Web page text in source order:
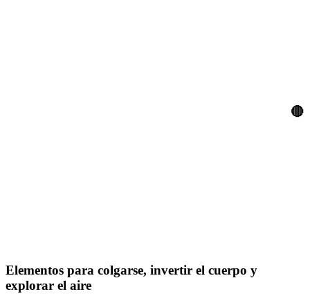
🔴
Elementos para colgarse, invertir el cuerpo y
explorar el aire